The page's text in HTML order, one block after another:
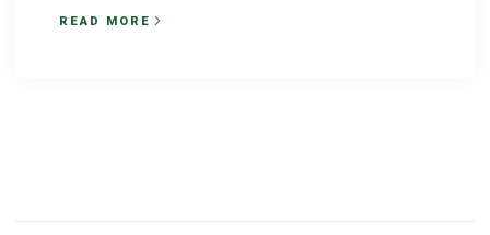
READ MORE